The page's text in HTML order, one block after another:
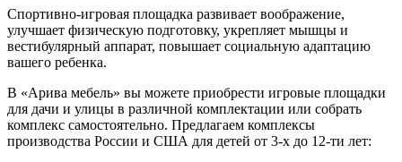
Спортивно-игровая площадка развивает воображение,
улучшает физическую подготовку, укрепляет мышцы и
вестибулярный аппарат, повышает социальную адаптацию
вашего ребенка.
В «Арива мебель» вы можете приобрести игровые площадки
для дачи и улицы в различной комплектации или собрать
комплекс самостоятельно. Предлагаем комплексы
производства России и США для детей от 3-х до 12-ти лет: